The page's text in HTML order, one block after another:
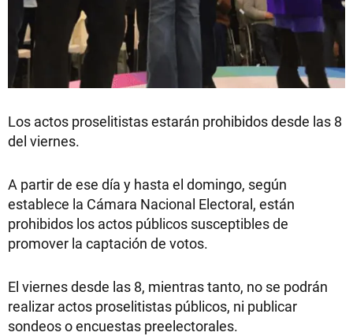
Los actos proselitistas estarán prohibidos desde las 8
del viernes.
A partir de ese día y hasta el domingo, según
establece la Cámara Nacional Electoral, están
prohibidos los actos públicos susceptibles de
promover la captación de votos.
El viernes desde las 8, mientras tanto, no se podrán
realizar actos proselitistas públicos, ni publicar
sondeos o encuestas preelectorales.